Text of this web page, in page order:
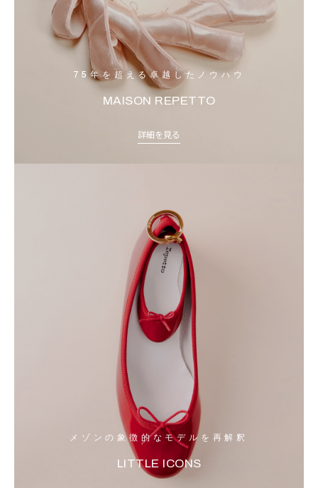
75年を超える卓越したノウハウ
MAISON REPETTO
詳細を見る
メゾンの象徴的なモデルを再解釈
LITTLE ICONS